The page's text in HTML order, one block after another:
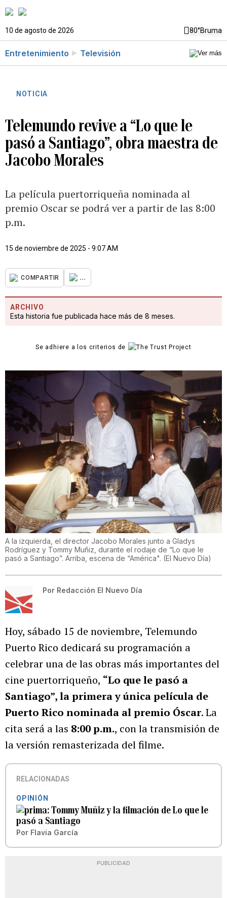
10 de agosto de 2026 80°Bruma
Entretenimiento Televisión
NOTICIA
Telemundo revive a “Lo que le
pasó a Santiago”, obra maestra de
Jacobo Morales
La película puertorriqueña nominada al
premio Oscar se podrá ver a partir de las 8:00
p.m.
15 de noviembre de 2025 - 9:07 AM
COMPARTIR ...
ARCHIVO
Esta historia fue publicada hace más de 8 meses.
Se adhiere a los criterios de
A la izquierda, el director Jacobo Morales junto a Gladys
Rodríguez y Tommy Muñiz, durante el rodaje de “Lo que le
pasó a Santiago”. Arriba, escena de “América". (El Nuevo Día)
Por Redacción El Nuevo Día
Hoy, sábado 15 de noviembre, Telemundo
Puerto Rico dedicará su programación a
celebrar una de las obras más importantes del
cine puertorriqueño, “Lo que le pasó a
Santiago”, la primera y única película de
Puerto Rico nominada al premio Óscar. La
cita será a las 8:00 p.m., con la transmisión de
la versión remasterizada del filme.
RELACIONADAS
OPINIÓN
Tommy Muñiz y la filmación de Lo que le
pasó a Santiago
Por Flavia García
PUBLICIDAD